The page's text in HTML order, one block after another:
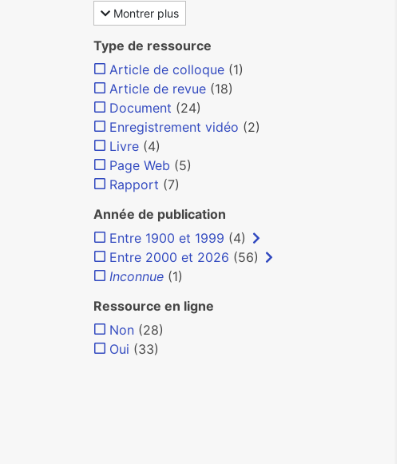
Montrer plus
Type de ressource
Article de colloque (1)
Article de revue (18)
Document (24)
Enregistrement vidéo (2)
Livre (4)
Page Web (5)
Rapport (7)
Année de publication
Entre 1900 et 1999 (4)
Entre 2000 et 2026 (56)
Inconnue (1)
Ressource en ligne
Non (28)
Oui (33)